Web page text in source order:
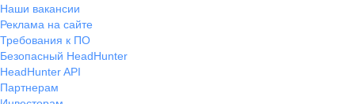
Наши вакансии
Реклама на сайте
Требования к ПО
Безопасный HeadHunter
HeadHunter API
Партнерам